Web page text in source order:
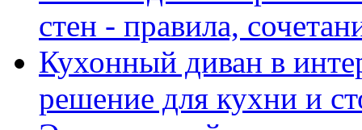
стен - правила,
Кухонный диван в
решение для кухни и